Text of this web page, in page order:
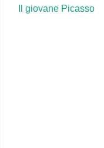
Il giovane Picasso